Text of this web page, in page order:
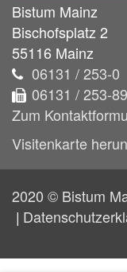
Bistum Mainz
Bischofsplatz 2
55116 Mainz
06131 / 253-0
06131 / 253-
Zum
Visitenkarte
2020 © Bistum